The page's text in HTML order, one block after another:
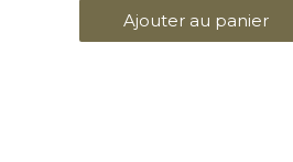
Ajouter au panier